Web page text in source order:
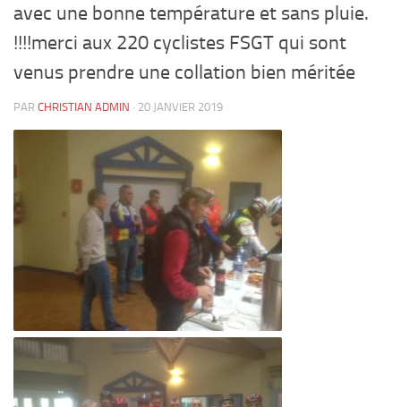
avec une bonne température et sans pluie.
!!!!merci aux 220 cyclistes FSGT qui sont
venus prendre une collation bien méritée
PAR CHRISTIAN ADMIN · 20 JANVIER 2019